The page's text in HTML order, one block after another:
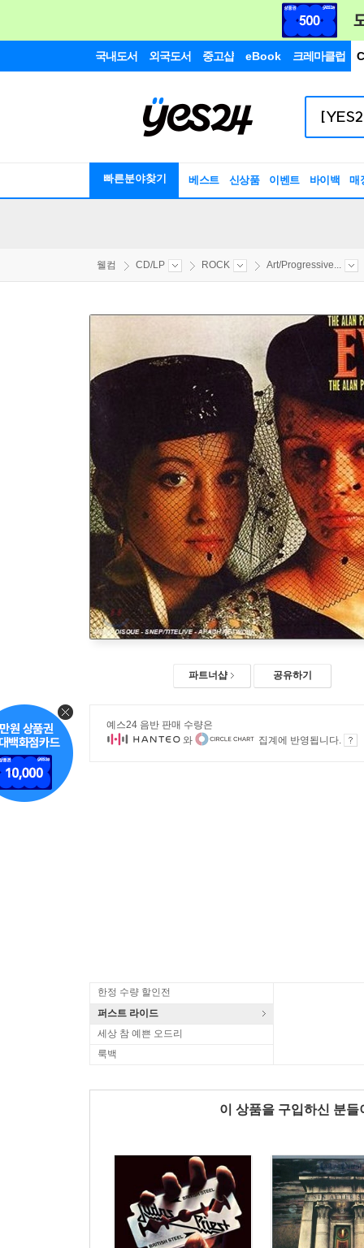
국내도서 외국도서 중고샵 eBook 크레마클럽
빠른분야찾기 베스트 신상품 이벤트 바이백 매
웰컴 CD/LP ROCK Art/Progressive...
파트너샵 공유하기
예스24 음반 판매 수량은
와
집계에 반영됩니다.
한정 수량 할인전
퍼스트 라이드
세상 참 예쁜 오드리
룩백
이 상품을 구입하신 분